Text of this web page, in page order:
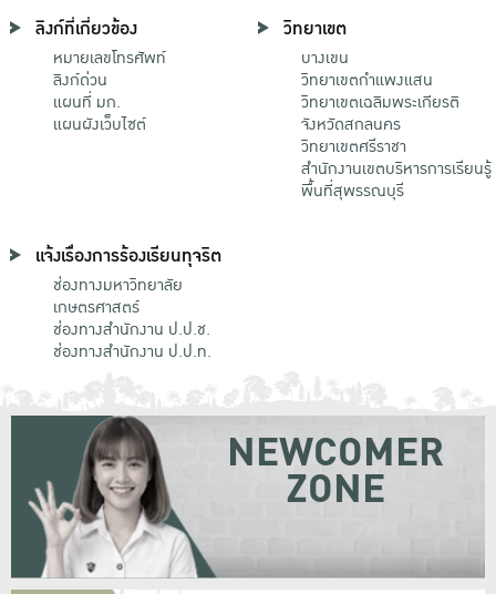
ลิงก์ที่เกี่ยวข้อง
หมายเลขโทรศัพท์
ลิงก์ด่วน
แผนที่ มก.
แผนผังเว็บไซต์
วิทยาเขต
บางเขน
วิทยาเขตกําแพงแสน
วิทยาเขตเฉลิมพระเกียรติ
จังหวัดสกลนคร
วิทยาเขตศรีราชา
สำนักงานเขตบริหารการเรียนรู้
พื้นที่สุพรรณบุรี
แจ้งเรื่องการร้องเรียนทุจริต
ช่องทางมหาวิทยาลัย
เกษตรศาสตร์
ช่องทางสำนักงาน ป.ป.ช.
ช่องทางสำนักงาน ป.ป.ท.
NEWCOMER
ZONE